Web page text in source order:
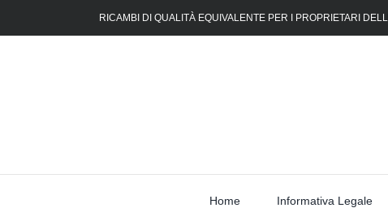
RICAMBI DI QUALITÀ EQUIVALENTE PER I PROPRIETARI
Home Informativa Legale